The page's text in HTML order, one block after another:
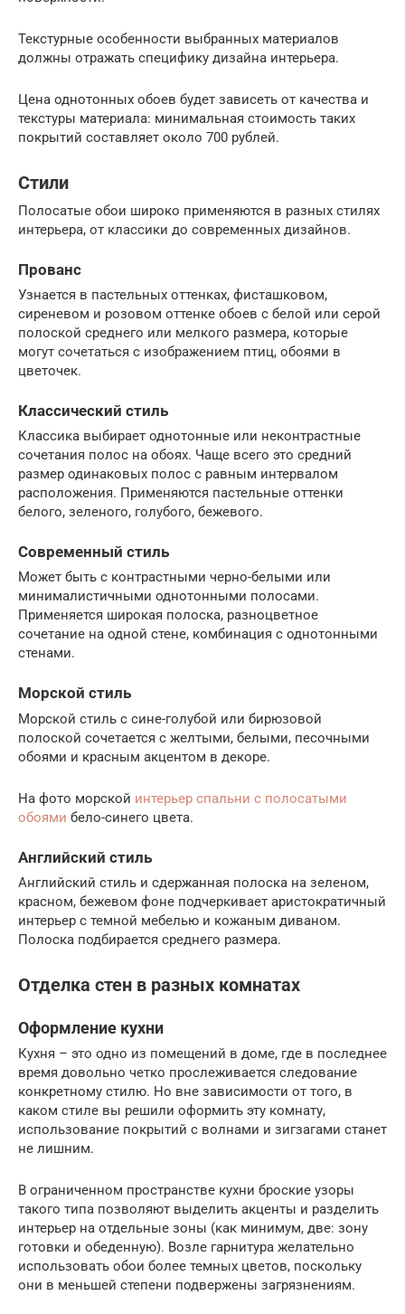
Текстурные особенности выбранных материалов
должны отражать специфику дизайна интерьера.
Цена однотонных обоев будет зависеть от качества и
текстуры материала: минимальная стоимость таких
покрытий составляет около 700 рублей.
Стили
Полосатые обои широко применяются в разных стилях
интерьера, от классики до современных дизайнов.
Прованс
Узнается в пастельных оттенках, фисташковом,
сиреневом и розовом оттенке обоев с белой или серой
полоской среднего или мелкого размера, которые
могут сочетаться с изображением птиц, обоями в
цветочек.
Классический стиль
Классика выбирает однотонные или неконтрастные
сочетания полос на обоях. Чаще всего это средний
размер одинаковых полос с равным интервалом
расположения. Применяются пастельные оттенки
белого, зеленого, голубого, бежевого.
Современный стиль
Может быть с контрастными черно-белыми или
минималистичными однотонными полосами.
Применяется широкая полоска, разноцветное
сочетание на одной стене, комбинация с однотонными
стенами.
Морской стиль
Морской стиль с сине-голубой или бирюзовой
полоской сочетается с желтыми, белыми, песочными
обоями и красным акцентом в декоре.
На фото морской интерьер спальни с полосатыми
обоями бело-синего цвета.
Английский стиль
Английский стиль и сдержанная полоска на зеленом,
красном, бежевом фоне подчеркивает аристократичный
интерьер с темной мебелью и кожаным диваном.
Полоска подбирается среднего размера.
Отделка стен в разных комнатах
Оформление кухни
Кухня – это одно из помещений в доме, где в последнее
время довольно четко прослеживается следование
конкретному стилю. Но вне зависимости от того, в
каком стиле вы решили оформить эту комнату,
использование покрытий с волнами и зигзагами станет
не лишним.
В ограниченном пространстве кухни броские узоры
такого типа позволяют выделить акценты и разделить
интерьер на отдельные зоны (как минимум, две: зону
готовки и обеденную). Возле гарнитура желательно
использовать обои более темных цветов, поскольку
они в меньшей степени подвержены загрязнениям.